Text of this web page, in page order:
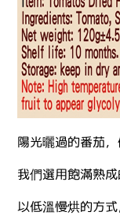
陽光曬過的番茄，
我們選用飽滿熟成
以低溫慢烘的方式